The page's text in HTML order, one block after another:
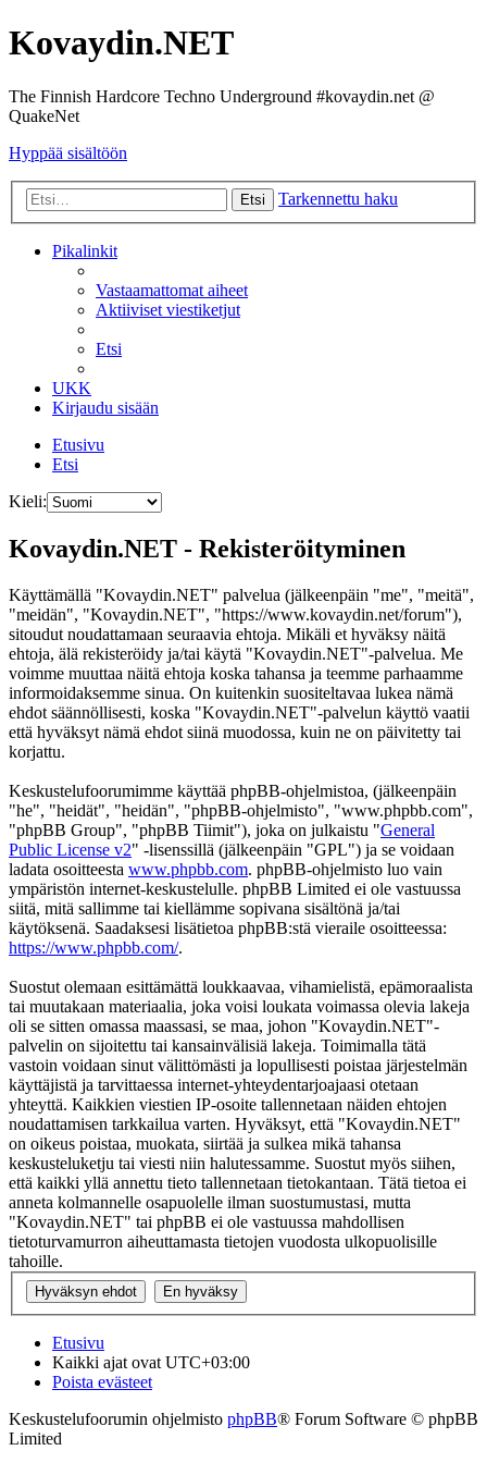
Kovaydin.NET
The Finnish Hardcore Techno Underground #kovaydin.net @
QuakeNet
Hyppää sisältöön
Etsi Tarkennettu haku
Pikalinkit
Vastaamattomat aiheet
Aktiiviset viestiketjut
Etsi
UKK
Kirjaudu sisään
Etusivu
Etsi
Kieli:
Kovaydin.NET - Rekisteröityminen
Käyttämällä "Kovaydin.NET" palvelua (jälkeenpäin "me", "meitä",
"meidän", "Kovaydin.NET", "https://www.kovaydin.net/forum"),
sitoudut noudattamaan seuraavia ehtoja. Mikäli et hyväksy näitä
ehtoja, älä rekisteröidy ja/tai käytä "Kovaydin.NET"-palvelua. Me
voimme muuttaa näitä ehtoja koska tahansa ja teemme parhaamme
informoidaksemme sinua. On kuitenkin suositeltavaa lukea nämä
ehdot säännöllisesti, koska "Kovaydin.NET"-palvelun käyttö vaatii
että hyväksyt nämä ehdot siinä muodossa, kuin ne on päivitetty tai
korjattu.
Keskustelufoorumimme käyttää phpBB-ohjelmistoa, (jälkeenpäin
"he", "heidät", "heidän", "phpBB-ohjelmisto", "www.phpbb.com",
"phpBB Group", "phpBB Tiimit"), joka on julkaistu "General
Public License v2" -lisenssillä (jälkeenpäin "GPL") ja se voidaan
ladata osoitteesta www.phpbb.com. phpBB-ohjelmisto luo vain
ympäristön internet-keskustelulle. phpBB Limited ei ole vastuussa
siitä, mitä sallimme tai kiellämme sopivana sisältönä ja/tai
käytöksenä. Saadaksesi lisätietoa phpBB:stä vieraile osoitteessa:
https://www.phpbb.com/.
Suostut olemaan esittämättä loukkaavaa, vihamielistä, epämoraalista
tai muutakaan materiaalia, joka voisi loukata voimassa olevia lakeja
oli se sitten omassa maassasi, se maa, johon "Kovaydin.NET"-
palvelin on sijoitettu tai kansainvälisiä lakeja. Toimimalla tätä
vastoin voidaan sinut välittömästi ja lopullisesti poistaa järjestelmän
käyttäjistä ja tarvittaessa internet-yhteydentarjoajaasi otetaan
yhteyttä. Kaikkien viestien IP-osoite tallennetaan näiden ehtojen
noudattamisen tarkkailua varten. Hyväksyt, että "Kovaydin.NET"
on oikeus poistaa, muokata, siirtää ja sulkea mikä tahansa
keskusteluketju tai viesti niin halutessamme. Suostut myös siihen,
että kaikki yllä annettu tieto tallennetaan tietokantaan. Tätä tietoa ei
anneta kolmannelle osapuolelle ilman suostumustasi, mutta
"Kovaydin.NET" tai phpBB ei ole vastuussa mahdollisen
tietoturvamurron aiheuttamasta tietojen vuodosta ulkopuolisille
tahoille.
Etusivu
Kaikki ajat ovat UTC+03:00
Poista evästeet
Keskustelufoorumin ohjelmisto phpBB® Forum Software © phpBB
Limited